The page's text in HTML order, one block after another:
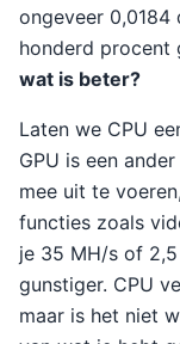
ongeveer
honderd procent
wat is beter?
Laten we CPU
GPU is een
mee uit te
functies zoals
je 35 MH/s of
gunstiger. CPU
maar is het niet